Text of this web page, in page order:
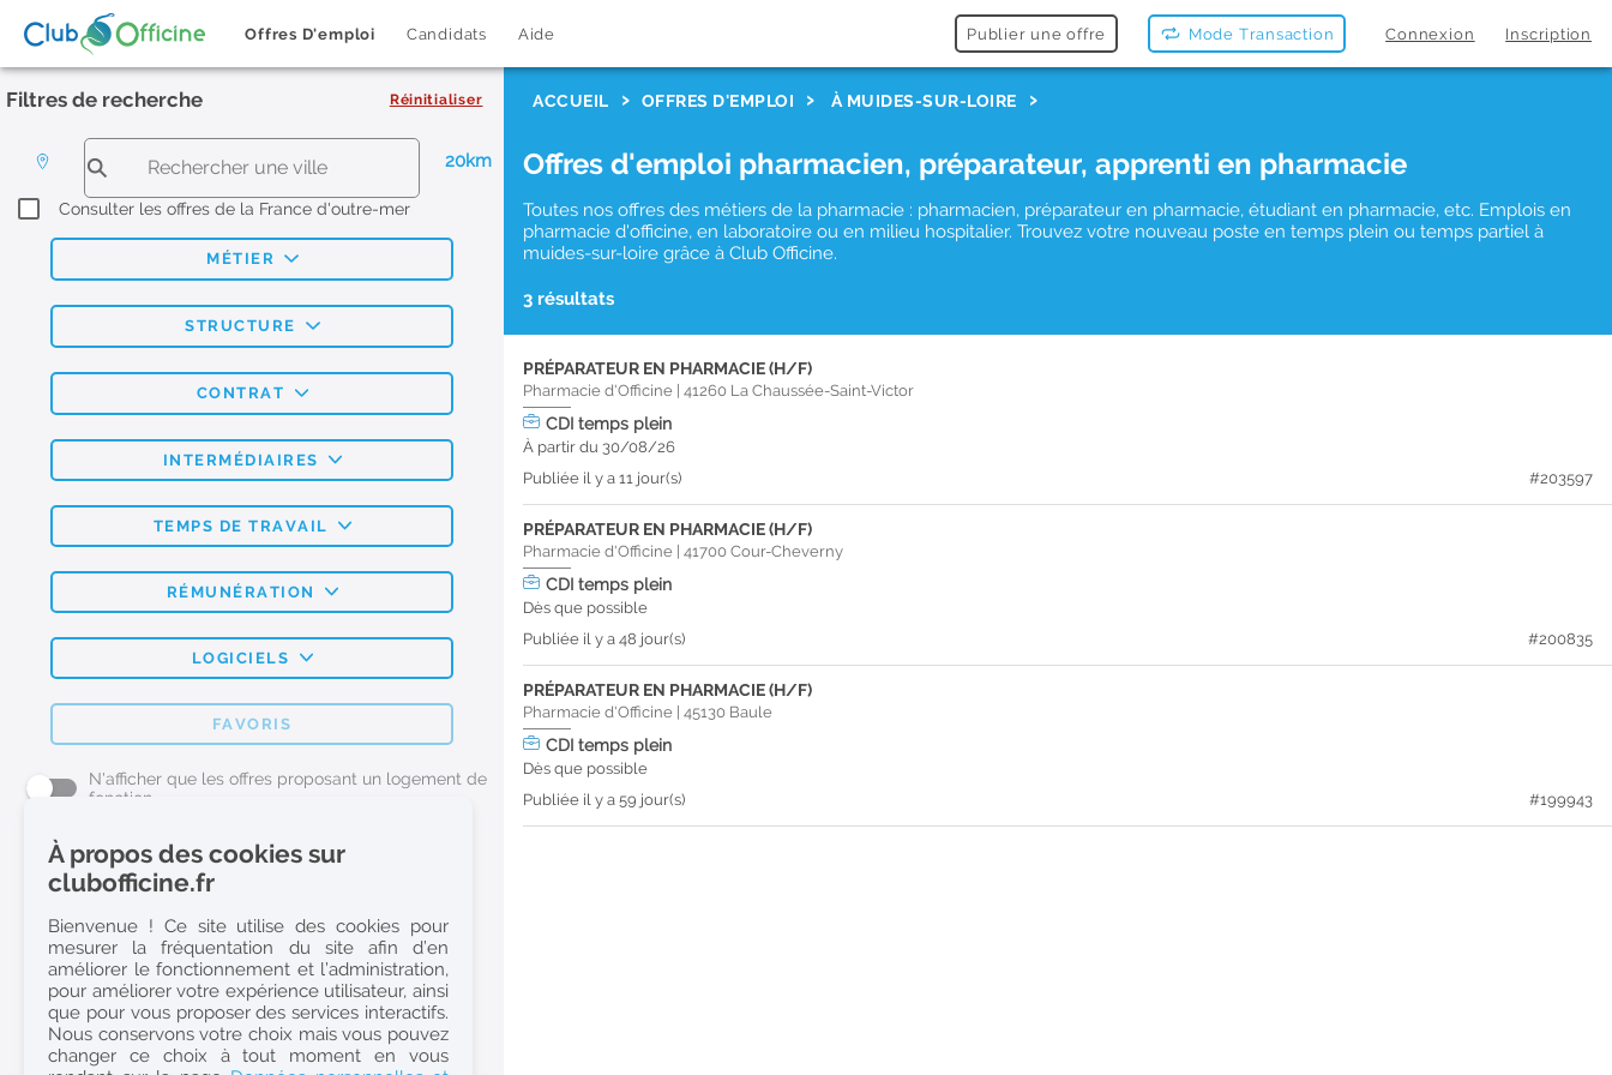
Offres D'emploi Candidats Aide Publier une offre Mode Transaction Connexion Inscription
Filtres de recherche Réinitialiser
20km
Consulter les offres de la France d'outre-mer
MÉTIER
STRUCTURE
CONTRAT
INTERMÉDIAIRES
TEMPS DE TRAVAIL
RÉMUNÉRATION
LOGICIELS
FAVORIS
N'afficher que les offres proposant un logement de
fonction
L'emploi Pharmacie par métier
Pharmacien (H/F)
Préparateur en Pharmacie (H/F)
Etudiant en Pharmacie (H/F)
Etudiant en Pharmacie 6e année validée (H/F)
Conseiller Dermo Cosmetique - Esthéticienne (H/F)
ACCUEIL OFFRES D'EMPLOI À MUIDES-SUR-LOIRE
Offres d'emploi pharmacien, préparateur, apprenti en pharmacie
Toutes nos offres des métiers de la pharmacie : pharmacien, préparateur en pharmacie, étudiant en pharmacie, etc. Emplois en
pharmacie d'officine, en laboratoire ou en milieu hospitalier. Trouvez votre nouveau poste en temps plein ou temps partiel à
muides-sur-loire grâce à Club Officine.
3 résultats
PRÉPARATEUR EN PHARMACIE (H/F)
Pharmacie d'Officine |41260 La Chaussée-Saint-Victor
CDItemps plein
À partir du 30/08/26
Publiée il y a 11 jour(s)
#203597
PRÉPARATEUR EN PHARMACIE (H/F)
Pharmacie d'Officine |41700Cour-Cheverny
CDItemps plein
Dès que possible
Publiée il y a 48 jour(s)
#200835
PRÉPARATEUR EN PHARMACIE (H/F)
Pharmacie d'Officine |45130 Baule
CDItemps plein
Dès que possible
Publiée il y a 59 jour(s)
#199943
À propos des cookies sur
clubofficine.fr
Bienvenue ! Ce site utilise des cookies pour
mesurer la fréquentation du site afin d’en
améliorer le fonctionnement et l’administration,
pour améliorer votre expérience utilisateur, ainsi
que pour vous proposer des services interactifs.
Nous conservons votre choix mais vous pouvez
changer ce choix à tout moment en vous